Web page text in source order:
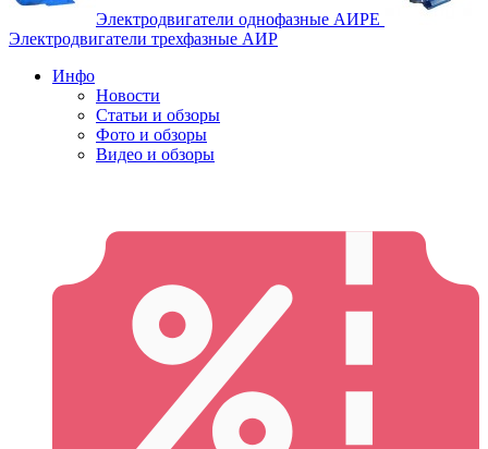
Электродвигатели однофазные АИРЕ
Электродвигатели трехфазные АИР
Инфо
Новости
Статьи и обзоры
Фото и обзоры
Видео и обзоры